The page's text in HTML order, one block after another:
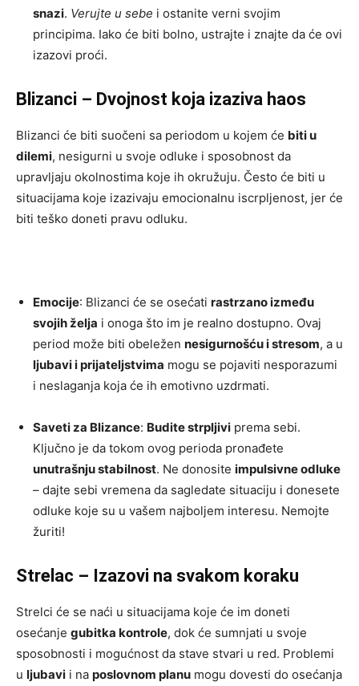
snazi. Verujte u sebe i ostanite verni svojim
principima. Iako će biti bolno, ustrajte i znajte da će ovi
izazovi proći.
Blizanci – Dvojnost koja izaziva haos
Blizanci će biti suočeni sa periodom u kojem će biti u
dilemi, nesigurni u svoje odluke i sposobnost da
upravljaju okolnostima koje ih okružuju. Često će biti u
situacijama koje izazivaju emocionalnu iscrpljenost, jer će
biti teško doneti pravu odluku.
Emocije: Blizanci će se osećati rastrzano između
svojih želja i onoga što im je realno dostupno. Ovaj
period može biti obeležen nesigurnošću i stresom, a u
ljubavi i prijateljstvima mogu se pojaviti nesporazumi
i neslaganja koja će ih emotivno uzdrmati.
Saveti za Blizance: Budite strpljivi prema sebi.
Ključno je da tokom ovog perioda pronađete
unutrašnju stabilnost. Ne donosite impulsivne odluke
– dajte sebi vremena da sagledate situaciju i donesete
odluke koje su u vašem najboljem interesu. Nemojte
žuriti!
Strelac – Izazovi na svakom koraku
Strelci će se naći u situacijama koje će im doneti
osećanje gubitka kontrole, dok će sumnjati u svoje
sposobnosti i mogućnost da stave stvari u red. Problemi
u ljubavi i na poslovnom planu mogu dovesti do osećanja